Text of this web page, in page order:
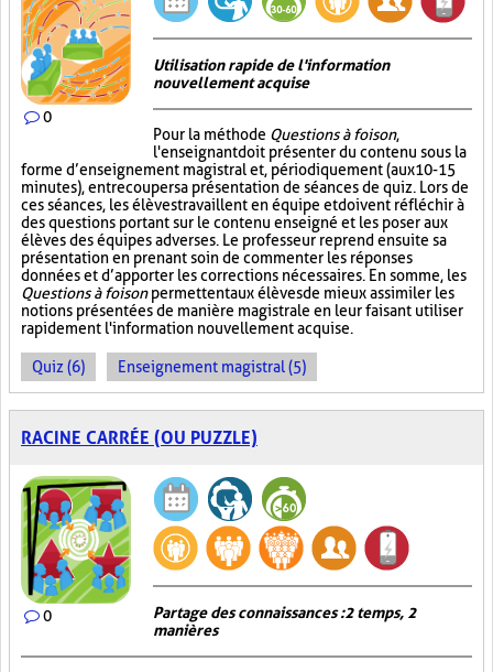
0
Utilisation rapide de l'information
nouvellement acquise
Pour la méthode Questions à foison,
l'enseignant doit présenter du contenu sous la
forme d’enseignement magistral et, périodiquement (aux 10-15
minutes), entrecouper sa présentation de séances de quiz. Lors de
ces séances, les élèves travaillent en équipe et doivent réfléchir à
des questions portant sur le contenu enseigné et les poser aux
élèves des équipes adverses. Le professeur reprend ensuite sa
présentation en prenant soin de commenter les réponses
données et d’apporter les corrections nécessaires. En somme, les
Questions à foisonpermettent aux élèves de mieux assimiler les
notions présentées de manière magistrale en leur faisant utiliser
rapidement l'information nouvellement acquise.
Quiz (6) Enseignement magistral (5)
RACINE CARRÉE (OU PUZZLE)
0
Partage des connaissances : 2 temps, 2
manières